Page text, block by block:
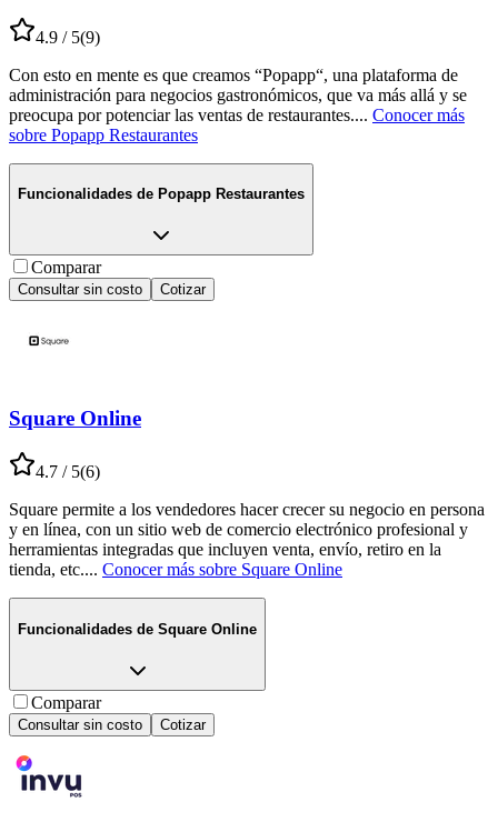
4.9 / 5(9)
Con esto en mente es que creamos “Popapp“, una plataforma de
administración para negocios gastronómicos, que va más allá y se
preocupa por potenciar las ventas de restaurantes.... Conocer más
sobre Popapp Restaurantes
Funcionalidades de Popapp Restaurantes
Comparar
Consultar sin costo Cotizar
Square Online
4.7 / 5(6)
Square permite a los vendedores hacer crecer su negocio en persona
y en línea, con un sitio web de comercio electrónico profesional y
herramientas integradas que incluyen venta, envío, retiro en la
tienda, etc.... Conocer más sobre Square Online
Funcionalidades de Square Online
Comparar
Consultar sin costo Cotizar